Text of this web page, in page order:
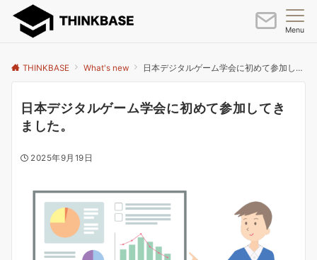
Menu
THINKBASE What's new 日本デジタルゲーム学会に初めて参加してきました。
日本デジタルゲーム学会に初めて参加してき
ました。
2025年9月19日